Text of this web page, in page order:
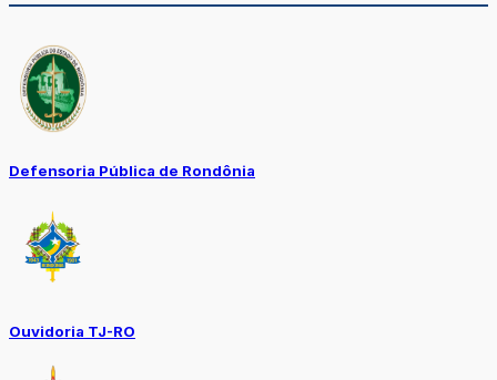
Defensoria Pública de Rondônia
Ouvidoria TJ-RO